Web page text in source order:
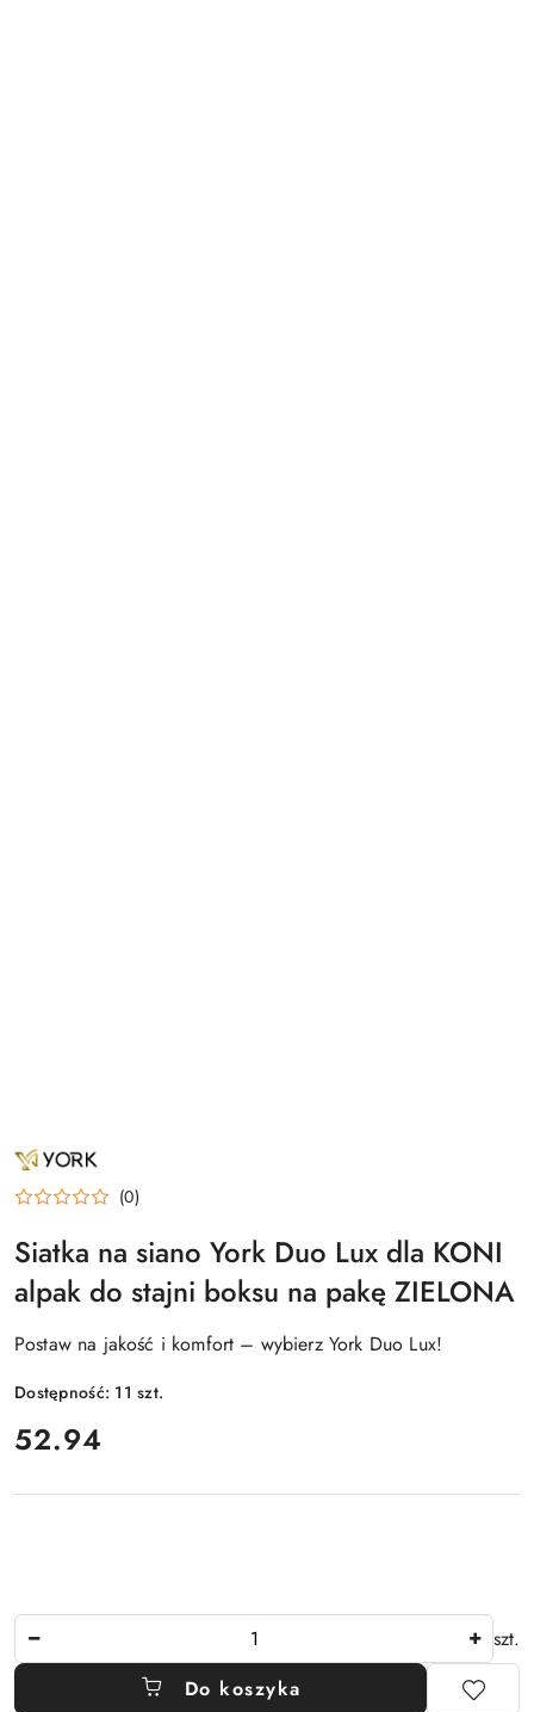
NAZWA
PRODUCENTA:
YORK (0)
Siatka na siano York Duo Lux dla KONI
alpak do stajni boksu na pakę ZIELONA
Postaw na jakość i komfort – wybierz York Duo Lux!
Dostępność: 11szt.
cena:
52.94
szt.
Do koszyka